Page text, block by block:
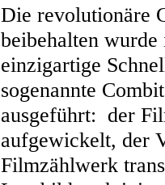
Die revolutionäre
beibehalten wurde
einzigartige
sogenannte
ausgeführt: der
aufgewickelt, der
Filmzählwerk